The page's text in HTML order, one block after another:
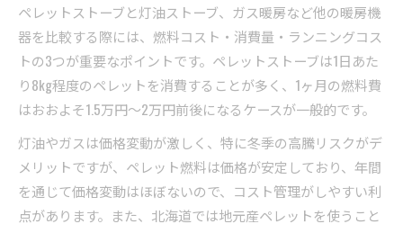
ペレットストーブと灯油ストーブ、ガス暖房など他の暖房機
器を比較する際には、燃料コスト・消費量・ランニングコス
トの3つが重要なポイントです。ペレットストーブは1日あた
り8kg程度のペレットを消費することが多く、1ヶ月の燃料費
はおおよそ1.5万円～2万円前後になるケースが一般的です。
灯油やガスは価格変動が激しく、特に冬季の高騰リスクがデ
メリットですが、ペレット燃料は価格が安定しており、年間
を通じて価格変動はほぼないので、コスト管理がしやすい利
点があります。また、北海道では地元産ペレットを使うこと